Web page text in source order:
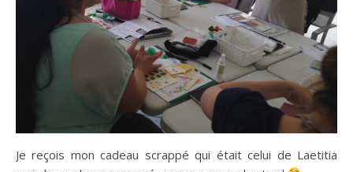
Je reçois mon cadeau scrappé qui était celui de Laetitia